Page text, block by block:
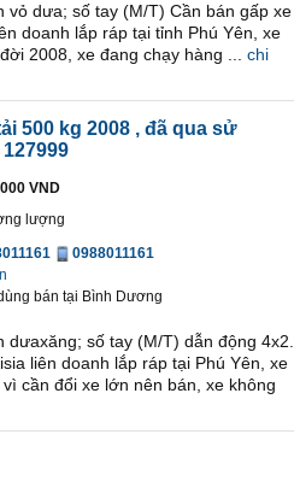
vỏ dưa; số tay (M/T) Cần bán gấp xe
doanh lắp ráp tại tỉnh Phú Yên, xe
2008, xe đang chạy hàng ...
chi
500 kg 2008 , đã qua sử
VND
lượng
0988011161
bán tại Bình Dương
số tay (M/T) dẫn động 4x2.
liên doanh lắp ráp tại Phú Yên, xe
cần đổi xe lớn nên bán, xe không